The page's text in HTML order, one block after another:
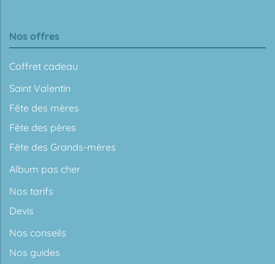
Nos offres
Coffret cadeau
Saint Valentin
Fête des mères
Fête des pères
Fête des Grands-mères
Album pas cher
Nos tarifs
Devis
Nos conseils
Nos guides